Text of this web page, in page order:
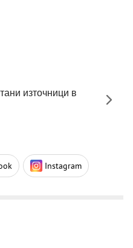
източници в
Instagram